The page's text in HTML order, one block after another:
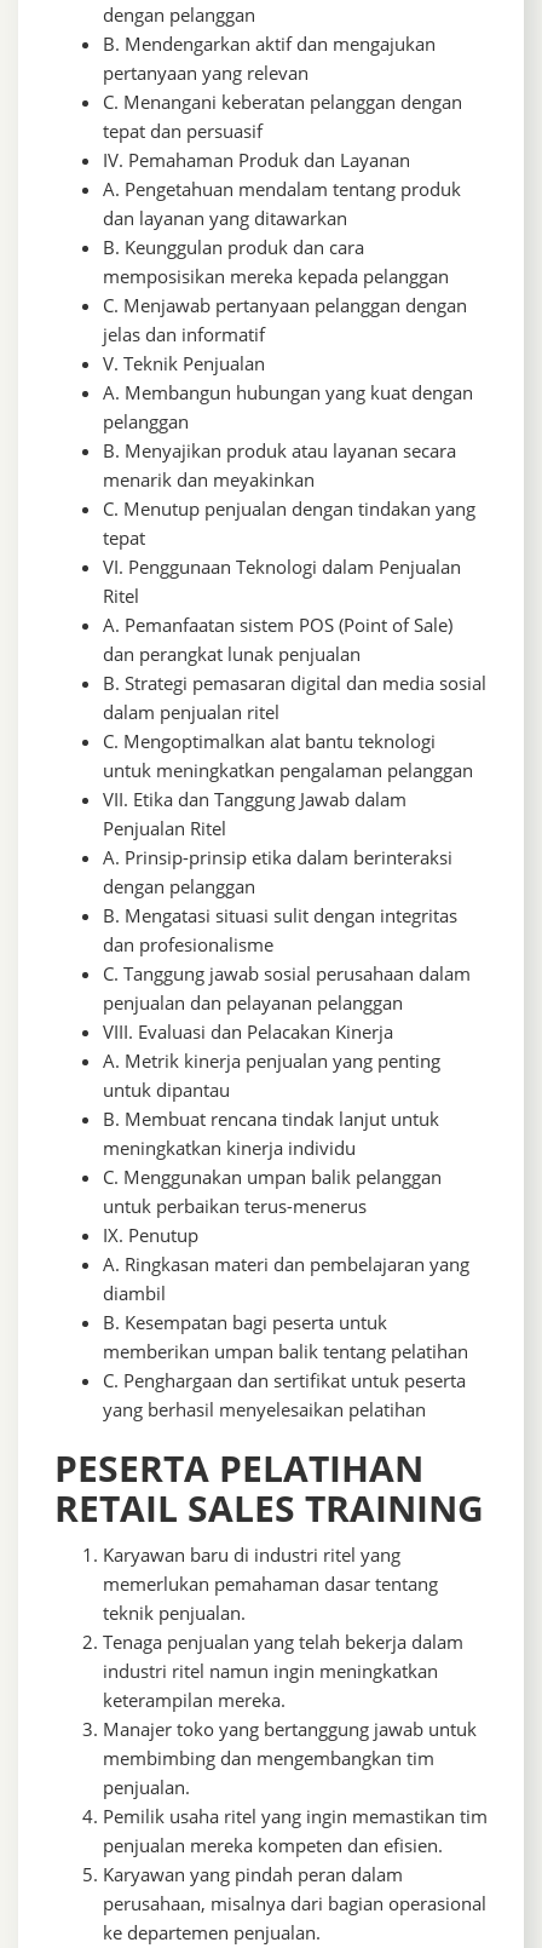
dengan pelanggan
B. Mendengarkan aktif dan mengajukan
pertanyaan yang relevan
C. Menangani keberatan pelanggan dengan
tepat dan persuasif
IV. Pemahaman Produk dan Layanan
A. Pengetahuan mendalam tentang produk
dan layanan yang ditawarkan
B. Keunggulan produk dan cara
memposisikan mereka kepada pelanggan
C. Menjawab pertanyaan pelanggan dengan
jelas dan informatif
V. Teknik Penjualan
A. Membangun hubungan yang kuat dengan
pelanggan
B. Menyajikan produk atau layanan secara
menarik dan meyakinkan
C. Menutup penjualan dengan tindakan yang
tepat
VI. Penggunaan Teknologi dalam Penjualan
Ritel
A. Pemanfaatan sistem POS (Point of Sale)
dan perangkat lunak penjualan
B. Strategi pemasaran digital dan media sosial
dalam penjualan ritel
C. Mengoptimalkan alat bantu teknologi
untuk meningkatkan pengalaman pelanggan
VII. Etika dan Tanggung Jawab dalam
Penjualan Ritel
A. Prinsip-prinsip etika dalam berinteraksi
dengan pelanggan
B. Mengatasi situasi sulit dengan integritas
dan profesionalisme
C. Tanggung jawab sosial perusahaan dalam
penjualan dan pelayanan pelanggan
VIII. Evaluasi dan Pelacakan Kinerja
A. Metrik kinerja penjualan yang penting
untuk dipantau
B. Membuat rencana tindak lanjut untuk
meningkatkan kinerja individu
C. Menggunakan umpan balik pelanggan
untuk perbaikan terus-menerus
IX. Penutup
A. Ringkasan materi dan pembelajaran yang
diambil
B. Kesempatan bagi peserta untuk
memberikan umpan balik tentang pelatihan
C. Penghargaan dan sertifikat untuk peserta
yang berhasil menyelesaikan pelatihan
PESERTA PELATIHAN
RETAIL SALES TRAINING
Karyawan baru di industri ritel yang
memerlukan pemahaman dasar tentang
teknik penjualan.
Tenaga penjualan yang telah bekerja dalam
industri ritel namun ingin meningkatkan
keterampilan mereka.
Manajer toko yang bertanggung jawab untuk
membimbing dan mengembangkan tim
penjualan.
Pemilik usaha ritel yang ingin memastikan tim
penjualan mereka kompeten dan efisien.
Karyawan yang pindah peran dalam
perusahaan, misalnya dari bagian operasional
ke departemen penjualan.